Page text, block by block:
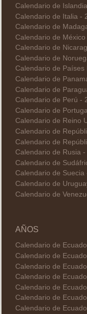
Calendario de
Calendario de Italia -
Calendario de
Calendario de
Calendario de
Calendario de
Calendario de Países
Calendario de
Calendario de
Calendario de Perú -
Calendario de
Calendario de Reino
Calendario de
Calendario de
Calendario de Rusia -
Calendario de
Calendario de Suecia
Calendario de
Calendario de
AÑOS
Calendario de
Calendario de
Calendario de
Calendario de
Calendario de
Calendario de
Calendario de